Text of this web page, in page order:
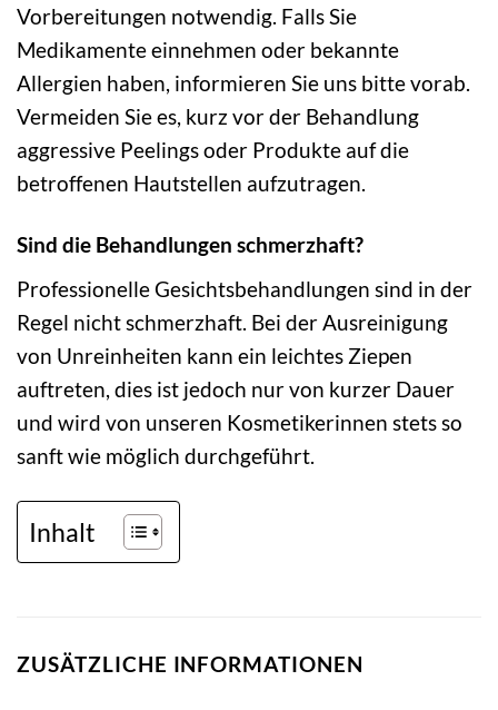
Vorbereitungen notwendig. Falls Sie
Medikamente einnehmen oder bekannte
Allergien haben, informieren Sie uns bitte vorab.
Vermeiden Sie es, kurz vor der Behandlung
aggressive Peelings oder Produkte auf die
betroffenen Hautstellen aufzutragen.
Sind die Behandlungen schmerzhaft?
Professionelle Gesichtsbehandlungen sind in der
Regel nicht schmerzhaft. Bei der Ausreinigung
von Unreinheiten kann ein leichtes Ziepen
auftreten, dies ist jedoch nur von kurzer Dauer
und wird von unseren Kosmetikerinnen stets so
sanft wie möglich durchgeführt.
Inhalt
ZUSÄTZLICHE INFORMATIONEN